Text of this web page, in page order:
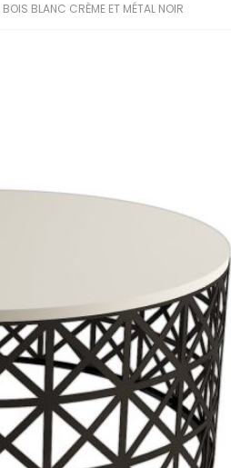
BLANC CRÈME ET MÉTAL NOIR